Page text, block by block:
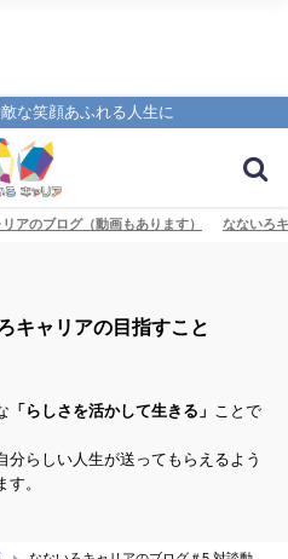
な笑顔あふれる人生に
アのブログ（動画もあります） なないろ
キャリアの目指すこと
「らしさを活かして生きる」
ことで
らしい人生が送ってもらえるよう
す。